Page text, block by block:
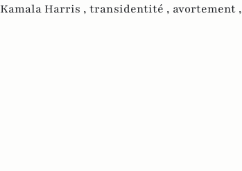
Kamala Harris , transidentité , avortement ,